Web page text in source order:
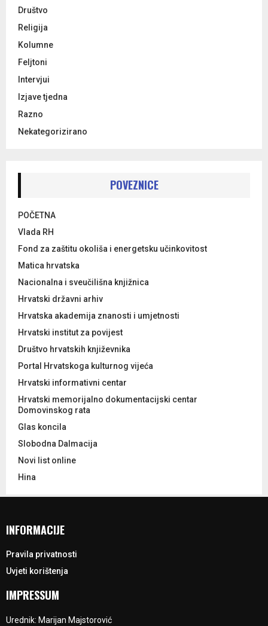
Društvo
Religija
Kolumne
Feljtoni
Intervjui
Izjave tjedna
Razno
Nekategorizirano
POVEZNICE
POČETNA
Vlada RH
Fond za zaštitu okoliša i energetsku učinkovitost
Matica hrvatska
Nacionalna i sveučilišna knjižnica
Hrvatski državni arhiv
Hrvatska akademija znanosti i umjetnosti
Hrvatski institut za povijest
Društvo hrvatskih književnika
Portal Hrvatskoga kulturnog vijeća
Hrvatski informativni centar
Hrvatski memorijalno dokumentacijski centar
Domovinskog rata
Glas koncila
Slobodna Dalmacija
Novi list online
Hina
INFORMACIJE
Pravila privatnosti
Uvjeti korištenja
IMPRESSUM
Urednik: Marijan Majstorović